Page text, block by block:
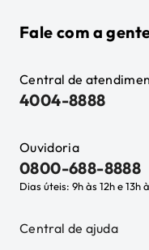
Fale com a
Central de
4004-8888
Ouvidoria
0800-688-8888
Dias úteis: 9h às 12h e 13h
Central de ajuda